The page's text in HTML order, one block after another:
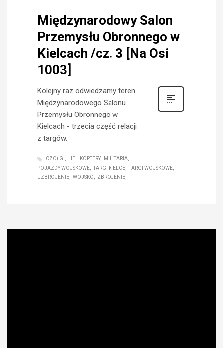
Międzynarodowy Salon
Przemysłu Obronnego w
Kielcach /cz. 3 [Na Osi
1003]
Kolejny raz odwiedzamy teren
Międzynarodowego Salonu
Przemysłu Obronnego w
Kielcach - trzecia część relacji
z targów.
CZOŁGI HELIKOPTERY
MILITARIA
POJAZDY WOJSKOWE
TARGI KIELCE
TARGI WOJSKOWE
UZBROJENIE
WOJSKO ZBROJENIE